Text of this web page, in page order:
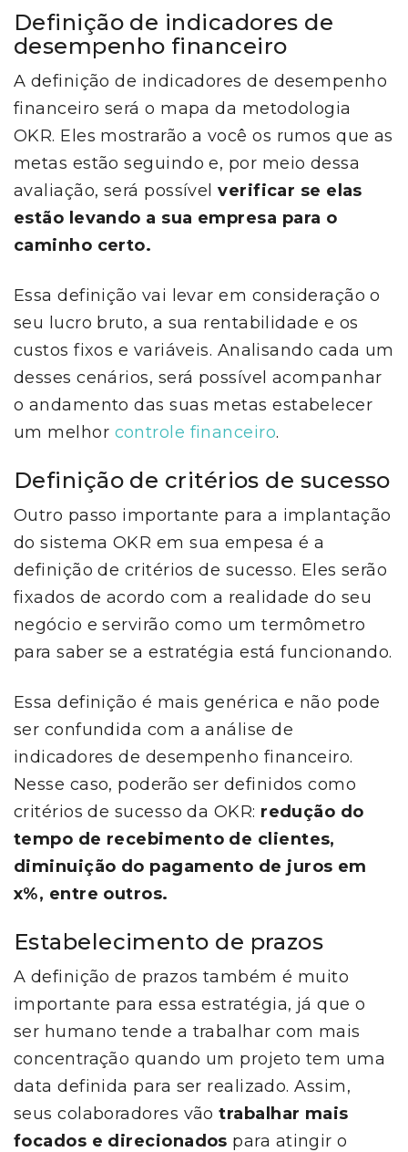
Definição de indicadores de
desempenho financeiro
A definição de indicadores de desempenho
financeiro será o mapa da metodologia
OKR. Eles mostrarão a você os rumos que as
metas estão seguindo e, por meio dessa
avaliação, será possívelverificar se elas
estão levando a sua empresa para o
caminho certo.
Essa definição vai levar em consideração o
seu lucro bruto, a sua rentabilidade e os
custos fixos e variáveis. Analisando cada um
desses cenários, será possível acompanhar
o andamento das suas metas estabelecer
um melhor controle financeiro.
Definição de critérios de sucesso
Outro passo importante para a implantação
do sistema OKR em sua empesa é a
definição de critérios de sucesso. Eles serão
fixados de acordo com a realidade do seu
negócio e servirão como um termômetro
para saber se a estratégia está funcionando.
Essa definição é mais genérica e não pode
ser confundida com a análise de
indicadores de desempenho financeiro.
Nesse caso, poderão ser definidos como
critérios de sucesso da OKR: redução do
tempo de recebimento de clientes,
diminuição do pagamento de juros em
x%, entre outros.
Estabelecimento de prazos
A definição de prazos também é muito
importante para essa estratégia, já que o
ser humano tende a trabalhar com mais
concentração quando um projeto tem uma
data definida para ser realizado. Assim,
seus colaboradores vãotrabalhar mais
focados e direcionados para atingir o